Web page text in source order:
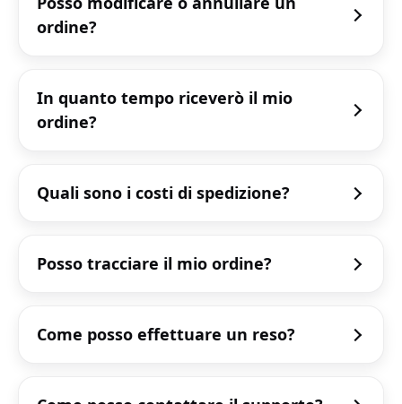
ordine?
In quanto tempo riceverò il mio
ordine?
Quali sono i costi di spedizione?
Posso tracciare il mio ordine?
Come posso effettuare un reso?